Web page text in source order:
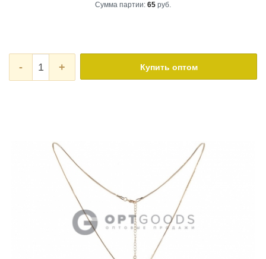
Сумма партии: 65 руб.
- + Купить оптом